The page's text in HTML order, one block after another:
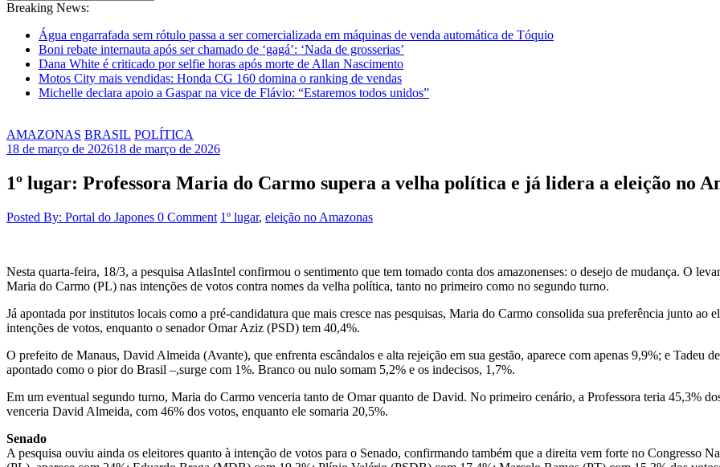
Breaking News:
Água engarrafada sem rótulo passa a ser comercializada em máquinas de venda automática de Tóquio
Boni rebate internauta após ser chamado de ‘gagá’: ‘Nada de grosserias’
Dana White é criticado por selfie horas após morte de Allan Nascimento
Motos City mais vendidas: Honda CG 160 domina o ranking de vendas
Michelle declara apoio a Gaspar na vice de Flávio: “Estaremos todos unidos”
AMAZONAS BRASIL POLÍTICA
18 de março de 202618 de março de 2026
1º lugar: Professora Maria do Carmo supera a velha política e já lidera a eleição no
Posted By: Portal do Japones 0 Comment 1º lugar, eleição no Amazonas
Nesta quarta-feira, 18/3, a pesquisa AtlasIntel confirmou o sentimento que tem tomado conta dos amazonenses: o desejo de mudança. O
Maria do Carmo (PL) nas intenções de votos contra nomes da velha política, tanto no primeiro como no segundo turno.
Já apontada por institutos locais como a pré-candidatura que mais cresce nas pesquisas, Maria do Carmo consolida sua preferência junto ao
intenções de votos, enquanto o senador Omar Aziz (PSD) tem 40,4%.
O prefeito de Manaus, David Almeida (Avante), que enfrenta escândalos e alta rejeição em sua gestão, aparece com apenas 9,9%; e
apontado como o pior do Brasil –,surge com 1%. Branco ou nulo somam 5,2% e os indecisos, 1,7%.
Em um eventual segundo turno, Maria do Carmo venceria tanto de Omar quanto de David. No primeiro cenário, a Professora teria 45,3%
venceria David Almeida, com 46% dos votos, enquanto ele somaria 20,5%.
Senado
A pesquisa ouviu ainda os eleitores quanto à intenção de votos para o Senado, confirmando também que a direita vem forte no Congresso